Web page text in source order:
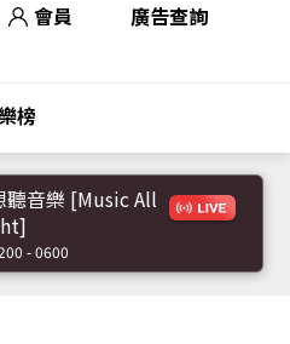
會員 廣告查詢
榜
聽音樂 [Music All
- 0600